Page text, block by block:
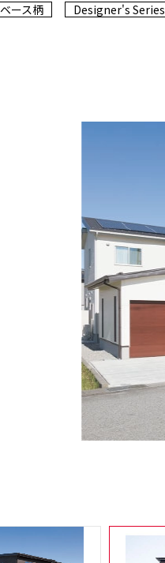
ベース柄
Designer's Series